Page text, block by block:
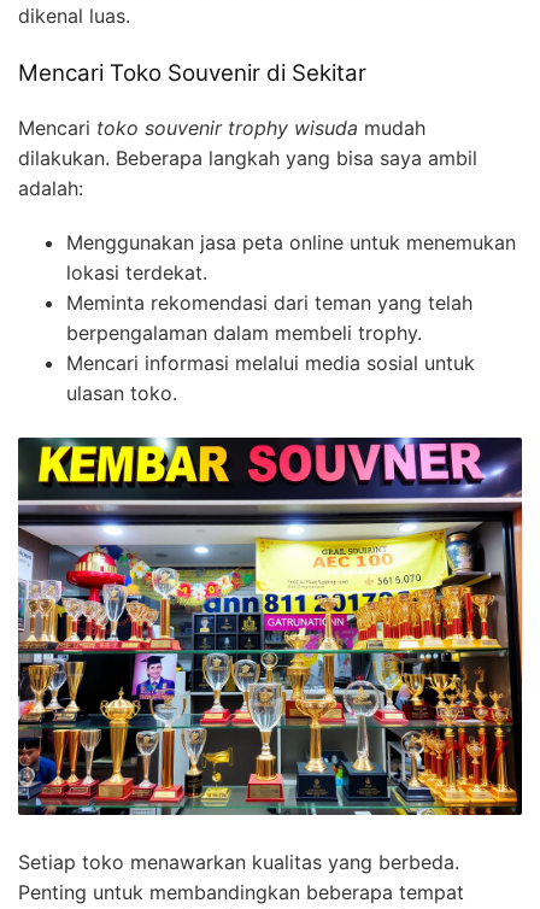
dikenal luas.
Mencari Toko Souvenir di Sekitar
Mencari toko souvenir trophy wisuda mudah
dilakukan. Beberapa langkah yang bisa saya ambil
adalah:
Menggunakan jasa peta online untuk menemukan
lokasi terdekat.
Meminta rekomendasi dari teman yang telah
berpengalaman dalam membeli trophy.
Mencari informasi melalui media sosial untuk
ulasan toko.
Setiap toko menawarkan kualitas yang berbeda.
Penting untuk membandingkan beberapa tempat